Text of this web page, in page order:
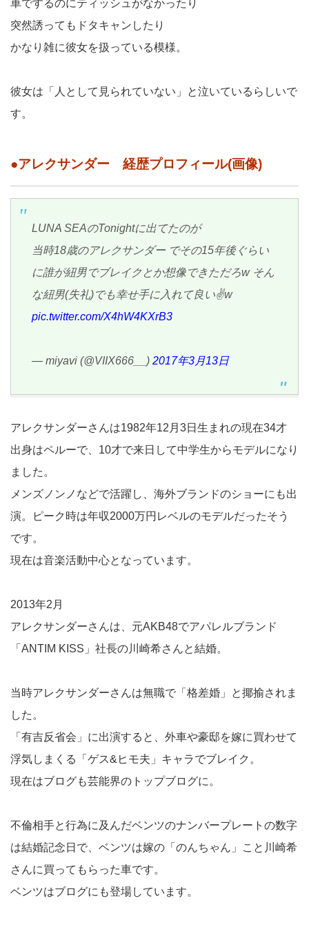
車でするのにティッシュがなかったり
突然誘ってもドタキャンしたり
かなり雑に彼女を扱っている模様。
彼女は「人として見られていない」と泣いているらしいで
す。
●アレクサンダー 経歴プロフィール(画像)
LUNA SEAのTonightに出てたのが
当時18歳のアレクサンダー でその15年後ぐらい
に誰が紐男でブレイクとか想像できただろw そん
な紐男(失礼)でも幸せ手に入れて良い✌️w
pic.twitter.com/X4hW4KXrB3
— miyavi (@VIIX666__) 2017年3月13日
アレクサンダーさんは1982年12月3日生まれの現在34才
出身はペルーで、10才で来日して中学生からモデルになり
ました。
メンズノンノなどで活躍し、海外ブランドのショーにも出
演。ピーク時は年収2000万円レベルのモデルだったそう
です。
現在は音楽活動中心となっています。
2013年2月
アレクサンダーさんは、元AKB48でアパレルブランド
「ANTIM KISS」社長の川崎希さんと結婚。
当時アレクサンダーさんは無職で「格差婚」と揶揄されま
した。
「有吉反省会」に出演すると、外車や豪邸を嫁に買わせて
浮気しまくる「ゲス&ヒモ夫」キャラでブレイク。
現在はブログも芸能界のトップブログに。
不倫相手と行為に及んだベンツのナンバープレートの数字
は結婚記念日で、ベンツは嫁の「のんちゃん」こと川崎希
さんに買ってもらった車です。
ベンツはブログにも登場しています。